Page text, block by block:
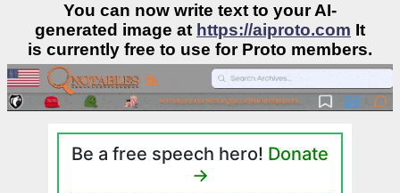
You can now write text to your AI-
generated image at https://aiproto.com It
is currently free to use for Proto members.